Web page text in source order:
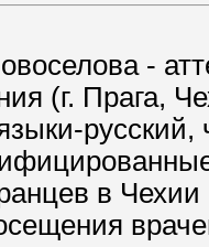
-
(г. Прага,
русский,
в Чехии